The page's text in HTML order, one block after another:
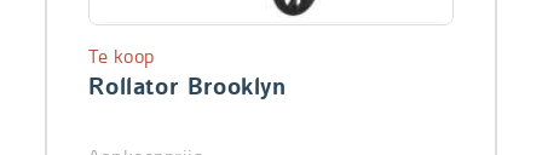
Rollator Brooklyn
Te koop